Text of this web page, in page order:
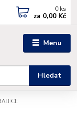
Menu
Hledat
0 ks
za 0,00 Kč